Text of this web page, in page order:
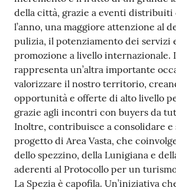
della città, grazie a eventi
l’anno, una maggiore attenzione al
pulizia, il potenziamento dei servizi
promozione a livello internazionale.
rappresenta un’altra importante
valorizzare il nostro territorio,
opportunità e offerte di alto livello
grazie agli incontri con buyers da
Inoltre, contribuisce a consolidare
progetto di Area Vasta, che
dello spezzino, della Lunigiana e
aderenti al Protocollo per un
La Spezia è capofila. Un’iniziativa